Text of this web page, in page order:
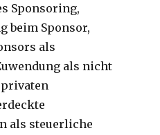
Sponsoring,
beim Sponsor,
als
als nicht
privaten
als steuerliche